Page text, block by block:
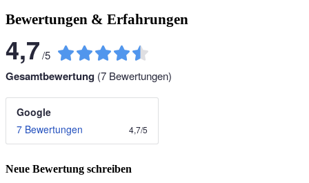
Bewertungen & Erfahrungen
4,7/5
Gesamtbewertung (7 Bewertungen)
Google
7 Bewertungen
4,7/5
Neue Bewertung schreiben